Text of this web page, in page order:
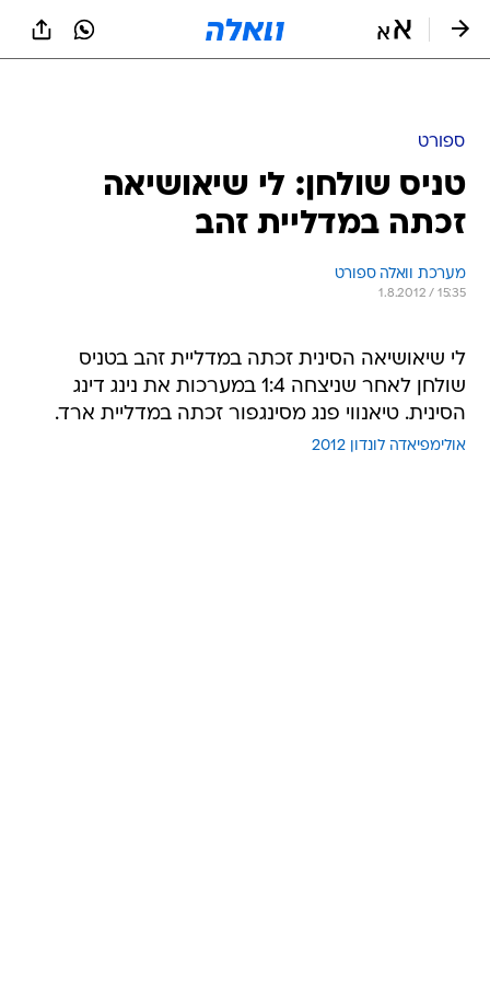
ספורט
טניס שולחן: לי שיאושיאה
זכתה במדליית זהב
מערכת וואלה ספורט
1.8.2012 / 15:35
לי שיאושיאה הסינית זכתה במדליית זהב בטניס
שולחן לאחר שניצחה 1:4 במערכות את נינג דינג
הסינית. טיאנווי פנג מסינגפור זכתה במדליית ארד.
אולימפיאדה לונדון 2012